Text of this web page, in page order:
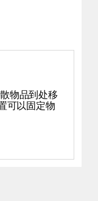
物品到处移
可以固定物